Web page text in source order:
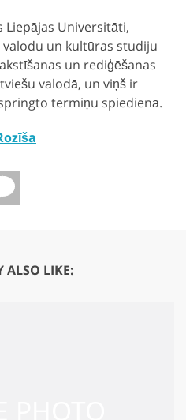
Liepājas Universitāti,
un kultūras studiju
un rediģēšanas
valodā, un viņš ir
termiņu spiedienā.
ALSO LIKE: